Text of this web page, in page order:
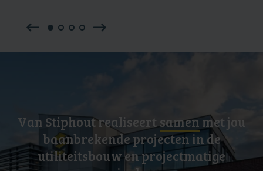
Van Stiphout realiseertsamenmet jou
baanbrekende projecten in de
utiliteitsbouw en projectmatige